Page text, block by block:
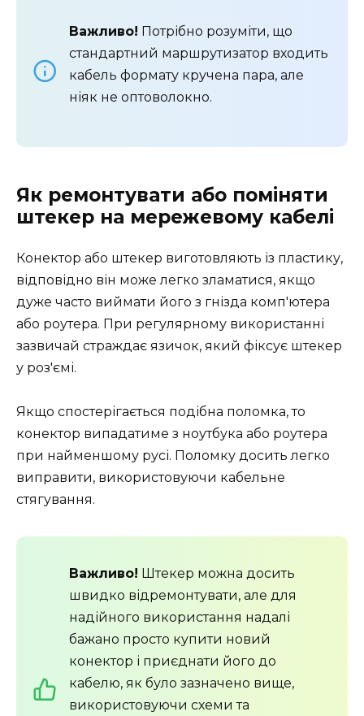
Важливо! Потрібно розуміти, що
стандартний маршрутизатор входить
кабель формату кручена пара, але
ніяк не оптоволокно.
Як ремонтувати або поміняти
штекер на мережевому кабелі
Конектор або штекер виготовляють із пластику,
відповідно він може легко зламатися, якщо
дуже часто виймати його з гнізда комп'ютера
або роутера. При регулярному використанні
зазвичай страждає язичок, який фіксує штекер
у роз'ємі.
Якщо спостерігається подібна поломка, то
конектор випадатиме з ноутбука або роутера
при найменшому русі. Поломку досить легко
виправити, використовуючи кабельне
стягування.
Важливо! Штекер можна досить
швидко відремонтувати, але для
надійного використання надалі
бажано просто купити новий
конектор і приєднати його до
кабелю, як було зазначено вище,
використовуючи схеми та